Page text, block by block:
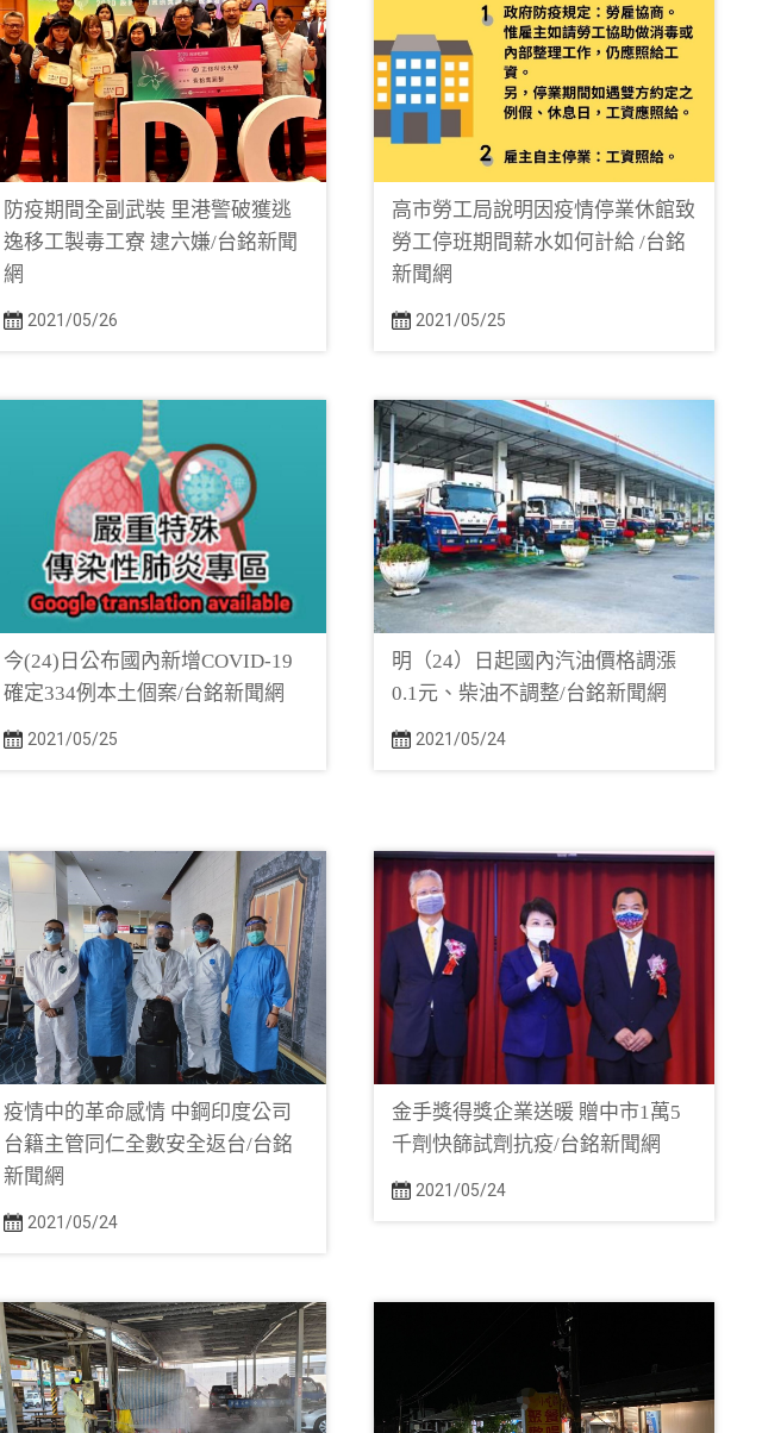
防疫期間全副武裝 里港警破獲逃
逸移工製毒工寮 逮六嫌/台銘新聞
網
2021/05/26
高市勞工局說明因疫情停業休館致
勞工停班期間薪水如何計給 /台銘
新聞網
2021/05/25
今(24)日公布國內新增COVID-19
確定334例本土個案/台銘新聞網
2021/05/25
明（24）日起國內汽油價格調漲
0.1元、柴油不調整/台銘新聞網
2021/05/24
疫情中的革命感情 中鋼印度公司
台籍主管同仁全數安全返台/台銘
新聞網
2021/05/24
金手獎得獎企業送暖 贈中市1萬5
千劑快篩試劑抗疫/台銘新聞網
2021/05/24